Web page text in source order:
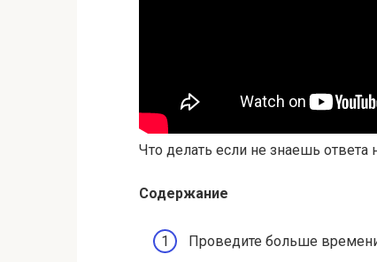
Что делать если не знаешь ответа
Содержание
Проведите больше